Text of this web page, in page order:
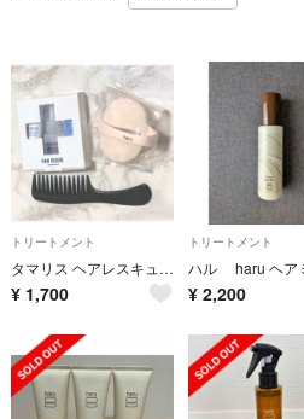
トリートメント
タマリス ヘアレスキュー クリニックシステム haru シャンプーブラシ
¥ 1,700
トリートメント
ハル haru ヘア
¥ 2,200